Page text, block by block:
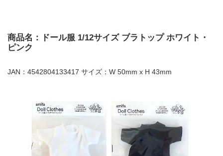
商品名：ドール服 1/12サイズ ブラトップ ホワイト・
ピンク
JAN：4542804133417 サイズ：W 50mm x H 43mm